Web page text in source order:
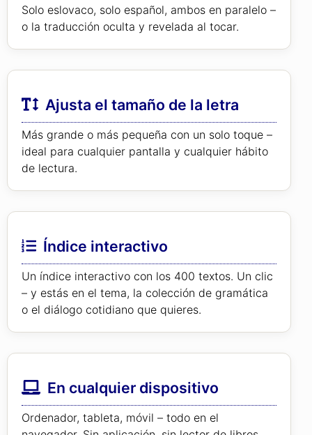
Solo eslovaco, solo español, ambos en paralelo –
o la traducción oculta y revelada al tocar.
Ajusta el tamaño de la letra
Más grande o más pequeña con un solo toque –
ideal para cualquier pantalla y cualquier hábito
de lectura.
Índice interactivo
Un índice interactivo con los 400 textos. Un clic
– y estás en el tema, la colección de gramática
o el diálogo cotidiano que quieres.
En cualquier dispositivo
Ordenador, tableta, móvil – todo en el